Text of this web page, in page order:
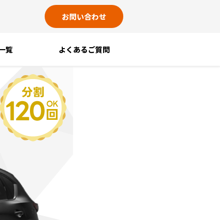
お問い合わせ
覧 よくあるご質問